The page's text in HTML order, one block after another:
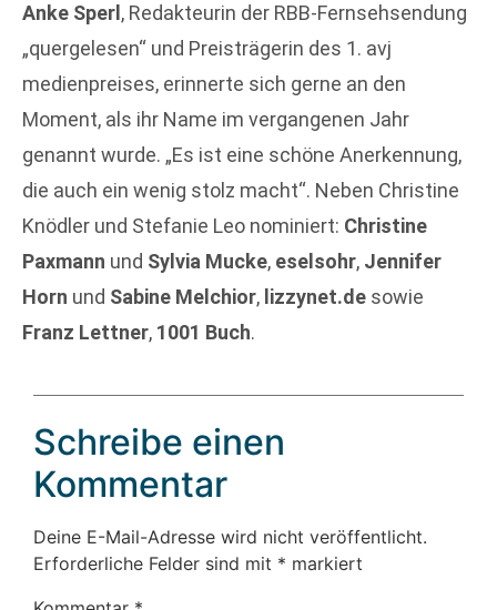
Anke Sperl , Redakteurin der RBB-Fernsehsendung
„quergelesen“ und Preisträgerin des 1. avj
medienpreises, erinnerte sich gerne an den
Moment, als ihr Name im vergangenen Jahr
genannt wurde. „Es ist eine schöne Anerkennung,
die auch ein wenig stolz macht“. Neben Christine
Knödler und Stefanie Leo nominiert: Christine
Paxmann und Sylvia Mucke, eselsohr, Jennifer
Horn und Sabine Melchior, lizzynet.de sowie
Franz Lettner, 1001 Buch.
Schreibe einen
Kommentar
Deine E-Mail-Adresse wird nicht veröffentlicht.
Erforderliche Felder sind mit * markiert